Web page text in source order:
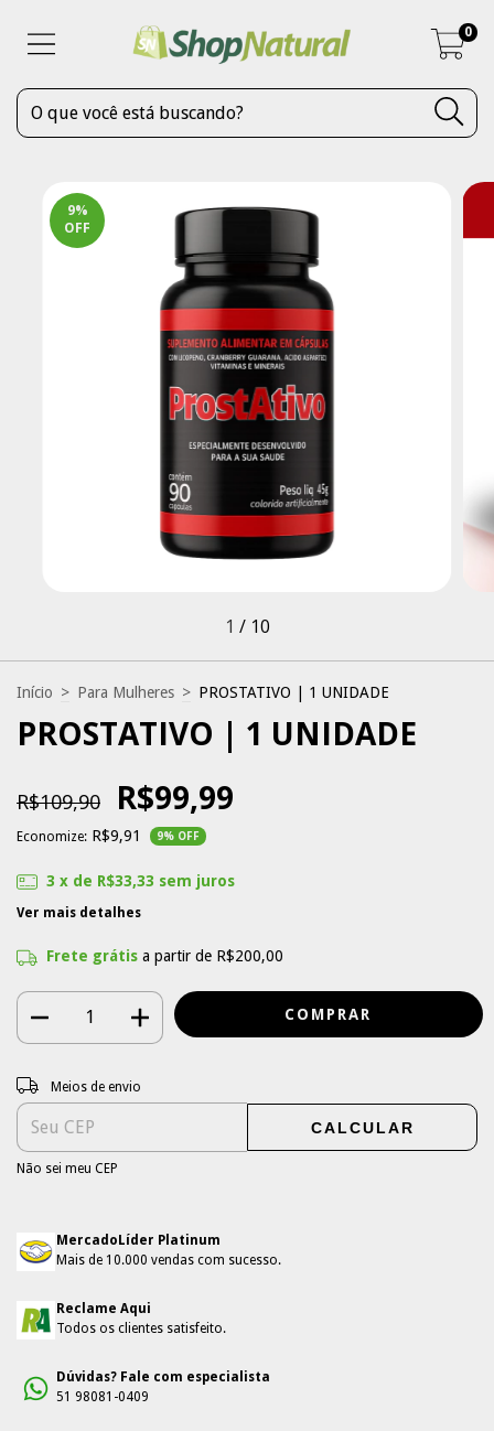
0
9%
OFF
1 / 10
Início > Para Mulheres > PROSTATIVO | 1 UNIDADE
PROSTATIVO | 1 UNIDADE
R$109,90 R$99,99
Economize: R$9,91 9% OFF
3 x de R$33,33 sem juros
Ver mais detalhes
Frete grátis a partir de R$200,00
Entregas para o CEP:
Meios de envio
CALCULAR
Não sei meu CEP
MercadoLíder Platinum
Mais de 10.000 vendas com sucesso.
Reclame Aqui
Todos os clientes satisfeito.
Dúvidas? Fale com especialista
51 98081-0409